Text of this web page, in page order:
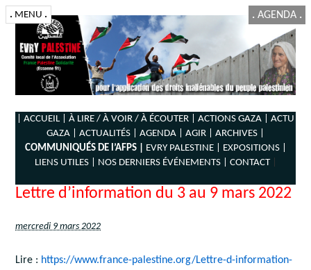
. MENU . . AGENDA .
| ACCUEIL | À LIRE / À VOIR / À ÉCOUTER | ACTIONS GAZA |
ACTU
GAZA |
ACTUALITÉS | AGENDA | AGIR |
ARCHIVES |
COMMUNIQUÉS DE l’AFPS |
EVRY PALESTINE |
EXPOSITIONS |
LIENS UTILES |
NOS DERNIERS ÉVÉNEMENTS | CONTACT|
Lettre d’information du 3 au 9 mars 2022
mercredi 9 mars 2022
Lire : https://www.france-palestine.org/Lettre-d-information-